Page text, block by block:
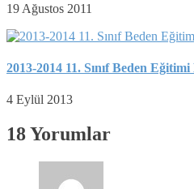
19 Ağustos 2011
2013-2014 11. Sınıf Beden Eğitimi
4 Eylül 2013
18 Yorumlar